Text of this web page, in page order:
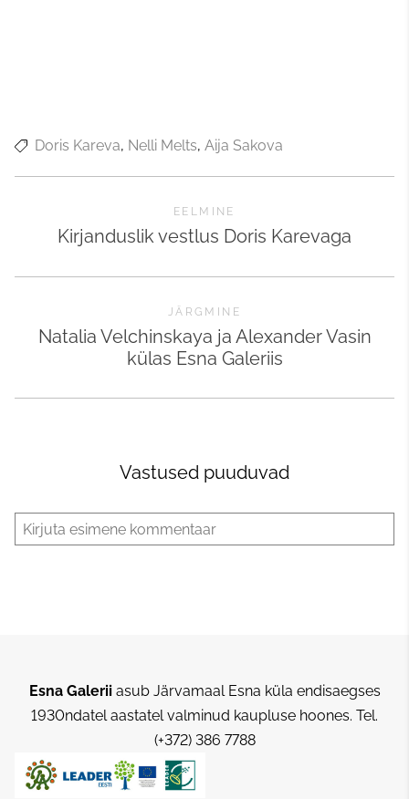
Doris Kareva Nelli Melts Aija Sakova
EELMINE
Kirjanduslik vestlus Doris Karevaga
JÄRGMINE
Natalia Velchinskaya ja Alexander Vasin
külas Esna Galeriis
Vastused puuduvad
Esna Galeriiasub Järvamaal Esna küla endisaegses
1930ndatel aastatel valminud kaupluse hoones. Tel.
(+372) 386 7788